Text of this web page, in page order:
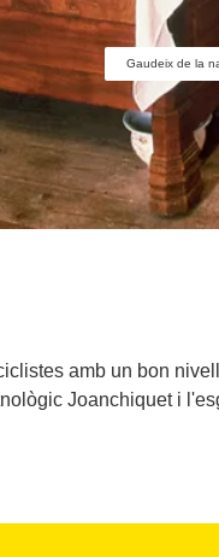
Gaudeix de la
amb un bon
Joanchiquet i